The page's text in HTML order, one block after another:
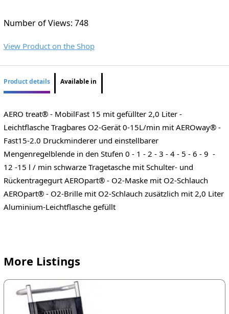
Number of Views: 748
View Product on the Shop
Product details Available in
AERO treat® - MobilFast 15 mit gefüllter 2,0 Liter -
Leichtflasche Tragbares O2-Gerät 0-15L/min mit AEROway® -
Fast15-2.0 Druckminderer und einstellbarer
Mengenregelblende in den Stufen 0 - 1 - 2 - 3 - 4 - 5 - 6 - 9 -
12 -15 l / min schwarze Tragetasche mit Schulter- und
Rückentragegurt AEROpart® - O2-Maske mit O2-Schlauch
AEROpart® - O2-Brille mit O2-Schlauch zusätzlich mit 2,0 Liter
Aluminium-Leichtflasche gefüllt
More Listings